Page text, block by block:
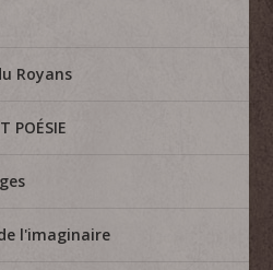
Royans
POÉSIE
l'imaginaire